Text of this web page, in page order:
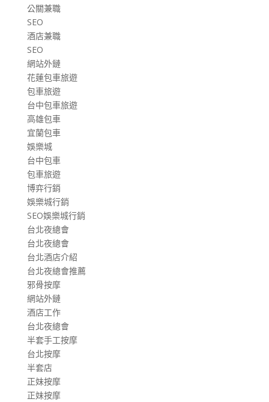
公關兼職
SEO
酒店兼職
SEO
網站外鏈
花蓮包車旅遊
包車旅遊
台中包車旅遊
高雄包車
宜蘭包車
娛樂城
台中包車
包車旅遊
博弈行銷
娛樂城行銷
SEO娛樂城行銷
台北夜總會
台北夜總會
台北酒店介紹
台北夜總會推薦
邪骨按摩
網站外鏈
酒店工作
台北夜總會
半套手工按摩
台北按摩
半套店
正妹按摩
正妹按摩